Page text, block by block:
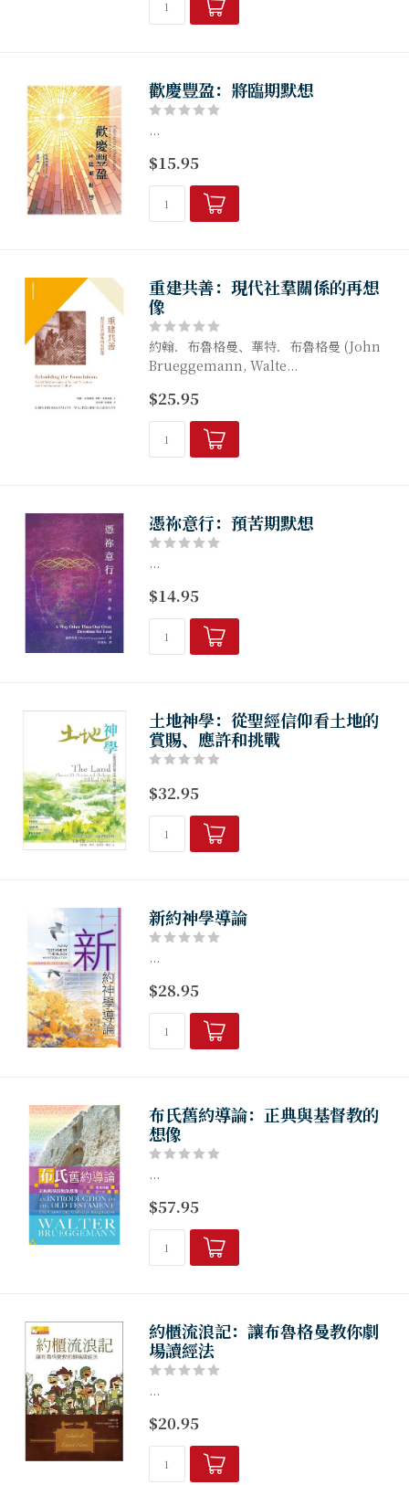
歡慶豐盈：將臨期默想
...
$15.95
重建共善：現代社羣關係的再想
像
約翰．布魯格曼、華特．布魯格曼 (John
Brueggemann, Walte...
$25.95
憑祢意行：預苦期默想
...
$14.95
土地神學：從聖經信仰看土地的
賞賜、應許和挑戰
$32.95
新約神學導論
...
$28.95
布氏舊約導論：正典與基督教的
想像
...
$57.95
約櫃流浪記：讓布魯格曼教你劇
場讀經法
...
$20.95